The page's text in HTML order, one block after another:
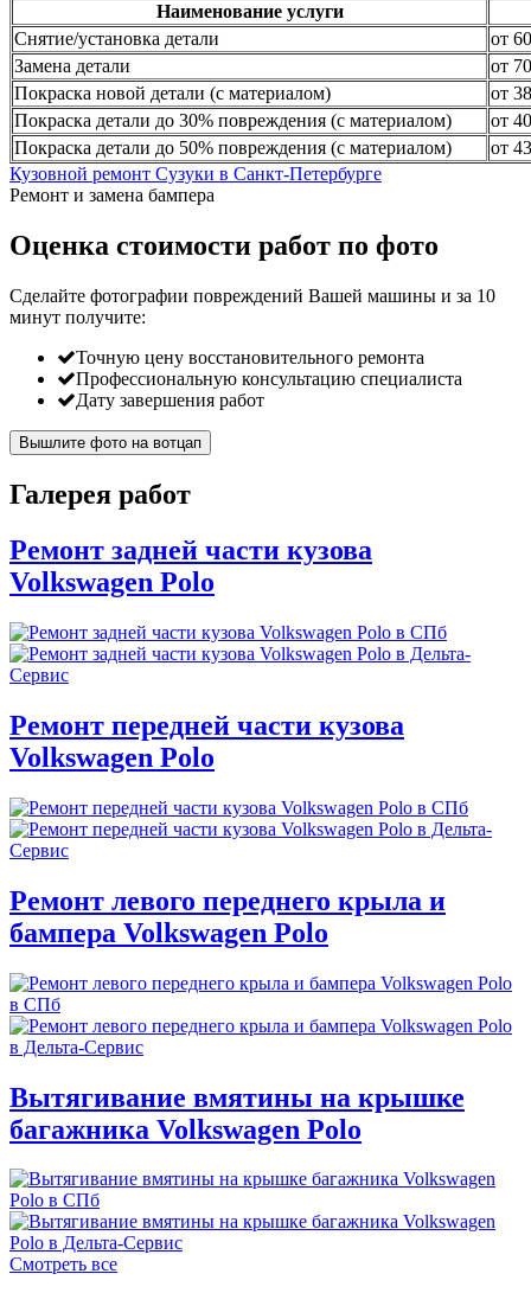
Наименование услуги
Снятие/установка детали
от
Замена детали
от
Покраска новой детали (с материалом)
от
Покраска детали до 30% повреждения (с материалом)
от
Покраска детали до 50% повреждения (с материалом)
от
Кузовной ремонт Сузуки в Санкт-Петербурге
Ремонт и замена бампера
Оценка стоимости работ по фото
Сделайте фотографии повреждений Вашей машины и за 10
минут получите:
Точную цену восстановительного ремонта
Профессиональную консультацию специалиста
Дату завершения работ
Вышлите фото на вотцап
Галерея работ
Ремонт задней части кузова
Volkswagen Polo
Ремонт передней части кузова
Volkswagen Polo
Ремонт левого переднего крыла и
бампера Volkswagen Polo
Вытягивание вмятины на крышке
багажника Volkswagen Polo
Смотреть все